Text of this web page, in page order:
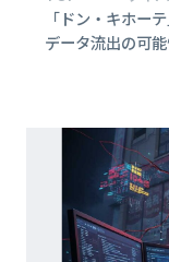
「ドン・キホー
データ流出の可